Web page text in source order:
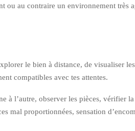
ou au contraire un environnement très
le bien à distance, de visualiser
compatibles avec tes attentes.
à l’autre, observer les pièces, vérifier
mal proportionnées, sensation